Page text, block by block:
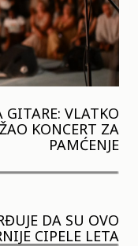
GITARE: VLATKO
KONCERT ZA
PAMĆENJE
DA SU OVO
CIPELE LETA